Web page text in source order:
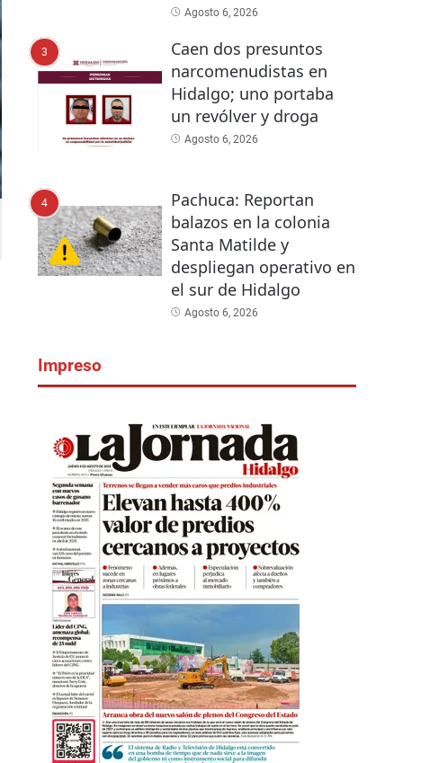
Agosto 6, 2026
3
Caen dos presuntos
narcomenudistas en
Hidalgo; uno portaba
un revólver y droga
Agosto 6, 2026
4
Pachuca: Reportan
balazos en la colonia
Santa Matilde y
despliegan operativo en
el sur de Hidalgo
Agosto 6, 2026
Impreso